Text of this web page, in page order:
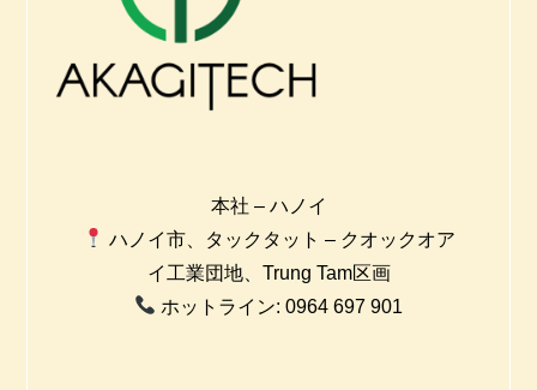
本社 – ハノイ
ハノイ市、タックタット – クオックオア
イ工業団地、Trung Tam区画
ホットライン: 0964 697 901